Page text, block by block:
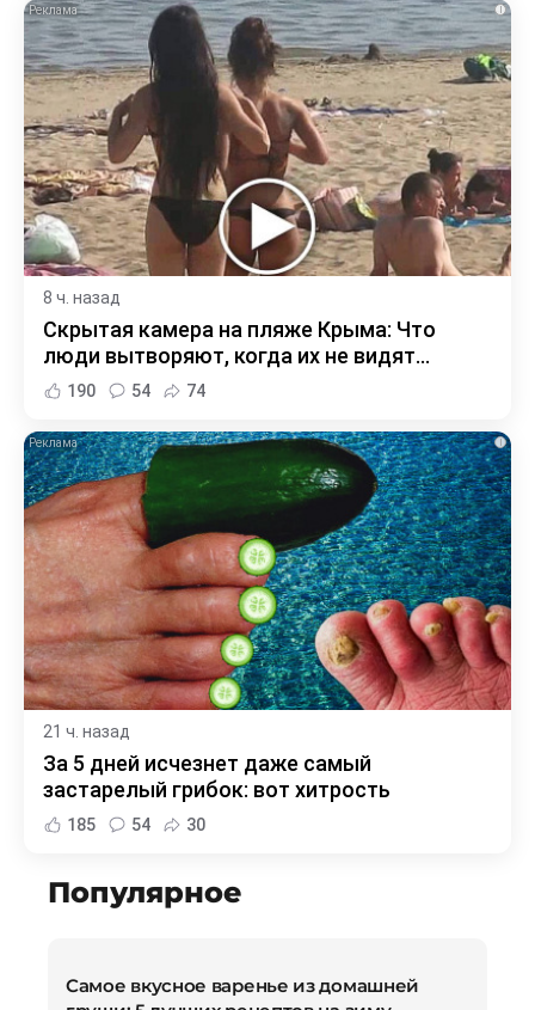
i
8 ч. назад
Скрытая камера на пляже Крыма: Что
люди вытворяют, когда их не видят...
190 54 74
i
21 ч. назад
За 5 дней исчезнет даже самый
застарелый грибок: вот хитрость
185 54 30
Популярное
Самое вкусное варенье из домашней